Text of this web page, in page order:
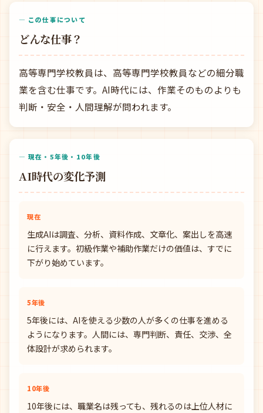
— この仕事について
どんな仕事？
高等専門学校教員は、高等専門学校教員などの細分職
業を含む仕事です。AI時代には、作業そのものよりも
判断・安全・人間理解が問われます。
— 現在・5年後・10年後
AI時代の変化予測
現在
生成AIは調査、分析、資料作成、文章化、案出しを高速
に行えます。初級作業や補助作業だけの価値は、すでに
下がり始めています。
5年後
5年後には、AIを使える少数の人が多くの仕事を進める
ようになります。人間には、専門判断、責任、交渉、全
体設計が求められます。
10年後
10年後には、職業名は残っても、残れるのは上位人材に